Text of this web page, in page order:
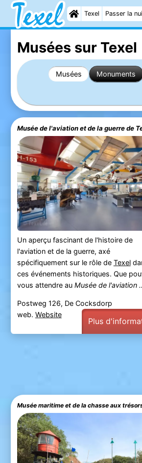
Texel Passer la
Musées sur Texel
Musées Monuments
Musée de l'aviation et de la guerre de
Un aperçu fascinant de l'histoire de
l'aviation et de la guerre, axé
spécifiquement sur le rôle de Texel
ces événements historiques. Que
vous attendre au Musée de l'aviation
Postweg 126, De Cocksdorp
web. Website
Plus